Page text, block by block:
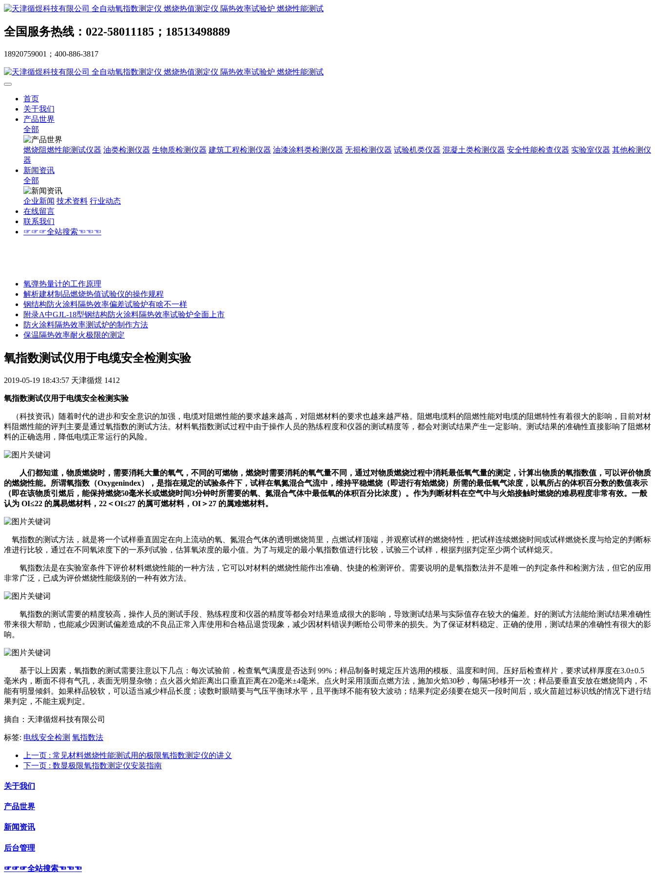
全国服务热线：022-58011185；18513498889
18920759001；400-886-3817
首页
关于我们
产品世界
全部
燃烧阻燃性能测试仪器 油类检测仪器 生物质检测仪器 建筑工程检测仪器 油漆涂料类检测仪器 无损检测仪器 试验机类仪器 混凝土类检测仪器 安全性能检查仪器 实验室仪器 其他检测仪
器
新闻资讯
全部
企业新闻 技术资料 行业动态
在线留言
联系我们
☞☞☞全站搜索☜☜☜
氧弹热量计的工作原理
解析建材制品燃烧热值试验仪的操作规程
钢结构防火涂料隔热效率偏差试验炉有啥不一样
附录A中GJL-18型钢结构防火涂料隔热效率试验炉全面上市
防火涂料隔热效率测试炉的制作方法
保温隔热效率耐火极限的测定
氧指数测试仪用于电缆安全检测实验
2019-05-19 18:43:57 天津循煜 1412
氧指数测试仪用于电缆安全检测实验
（科技资讯）随着时代的进步和安全意识的加强，电缆对阻燃性能的要求越来越高，对阻燃材料的要求也越来越严格。阻燃电缆料的阻燃性能对电缆的阻燃特性有着很大的影响，目前对材
料阻燃性能的评判主要是通过氧指数的测试方法。材料氧指数测试过程中由于操作人员的熟练程度和仪器的测试精度等，都会对测试结果产生一定影响。测试结果的准确性直接影响了阻燃材
料的正确选用，降低电缆正常运行的风险。
人们都知道，物质燃烧时，需要消耗大量的氧气，不同的可燃物，燃烧时需要消耗的氧气量不同，通过对物质燃烧过程中消耗最低氧气量的测定，计算出物质的氧指数值，可以评价物质
的燃烧性能。所谓氧指数（Oxygenindex），是指在规定的试验条件下，试样在氧氮混合气流中，维持平稳燃烧（即进行有焰燃烧）所需的最低氧气浓度，以氧所占的体积百分数的数值表示
（即在该物质引燃后，能保持燃烧50毫米长或燃烧时间3分钟时所需要的氧、氮混合气体中最低氧的体积百分比浓度）。作为判断材料在空气中与火焰接触时燃烧的难易程度非常有效。一般
认为 OI≤22 的属易燃材料，22＜OI≤27 的属可燃材料，OI＞27 的属难燃材料。
氧指数的测试方法，就是将一个试样垂直固定在向上流动的氧、氮混合气体的透明燃烧筒里，点燃试样顶端，并观察试样的燃烧特性，把试样连续燃烧时间或试样燃烧长度与给定的判断标
准进行比较，通过在不同氧浓度下的一系列试验，估算氧浓度的最小值。为了与规定的最小氧指数值进行比较，试验三个试样，根据判据判定至少两个试样熄灭。
氧指数法是在实验室条件下评价材料燃烧性能的一种方法，它可以对材料的燃烧性能作出准确、快捷的检测评价。需要说明的是氧指数法并不是唯一的判定条件和检测方法，但它的应用
非常广泛，已成为评价燃烧性能级别的一种有效方法。
氧指数的测试需要的精度较高，操作人员的测试手段、熟练程度和仪器的精度等都会对结果造成很大的影响，导致测试结果与实际值存在较大的偏差。好的测试方法能给测试结果准确性
带来很大帮助，也能减少因测试偏差造成的不良品正常入库使用和合格品退货现象，减少因材料错误判断给公司带来的损失。为了保证材料稳定、正确的使用，测试结果的准确性有很大的影
响。
基于以上因素，氧指数的测试需要注意以下几点：每次试验前，检查氧气满度是否达到 99%；样品制备时规定压片选用的模板、温度和时间。压好后检查样片，要求试样厚度在3.0±0.5
毫米内，断面不得有气孔，表面无明显杂物；点火器火焰距离出口垂直距离在20毫米±4毫米。点火时采用顶面点燃方法，施加火焰30秒，每隔5秒移开一次；样品要垂直安放在燃烧筒内，不
能有明显倾斜。如果样品较软，可以适当减少样品长度；读数时眼睛要与气压平衡球水平，且平衡球不能有较大波动；结果判定必须要在熄灭一段时间后，或火苗超过标识线的情况下进行结
果判定，不能主观判定。
摘自：天津循煜科技有限公司
标签: 电线安全检测 氧指数法
上一页 : 常见材料燃烧性能测试用的极限氧指数测定仪的讲义
下一页 : 数显极限氧指数测定仪安装指南
关于我们
产品世界
新闻资讯
后台管理
☞☞☞全站搜索☜☜☜